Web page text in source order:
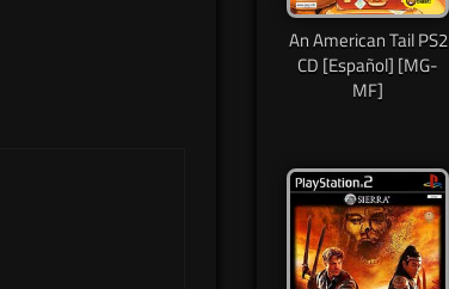
An American Tail PS2
CD [Español] [MG-
MF]